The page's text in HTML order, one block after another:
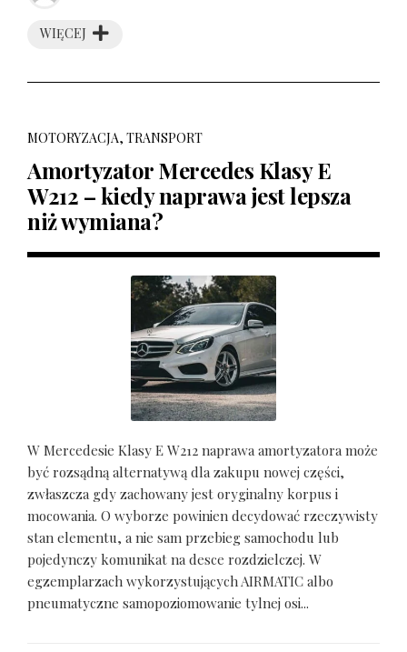
WIĘCEJ
MOTORYZACJA, TRANSPORT
Amortyzator Mercedes Klasy E
W212 – kiedy naprawa jest lepsza
niż wymiana?
W Mercedesie Klasy E W212 naprawa amortyzatora może
być rozsądną alternatywą dla zakupu nowej części,
zwłaszcza gdy zachowany jest oryginalny korpus i
mocowania. O wyborze powinien decydować rzeczywisty
stan elementu, a nie sam przebieg samochodu lub
pojedynczy komunikat na desce rozdzielczej. W
egzemplarzach wykorzystujących AIRMATIC albo
pneumatyczne samopoziomowanie tylnej osi...